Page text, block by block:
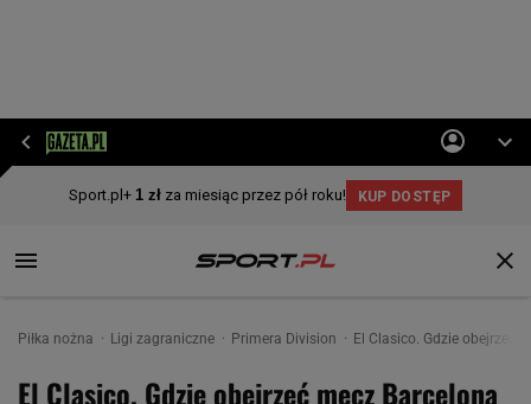
Piłka nożna Ligi zagraniczne Primera Division El Clasico. Gdzie obejrzeć
El Clasico. Gdzie obejrzeć mecz Barcelona